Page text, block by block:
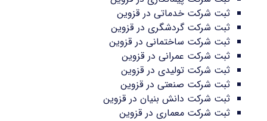
ثبت شرکت خدماتی در قزوین
ثبت شرکت گردشگری در قزوین
ثبت شرکت ساختمانی در قزوین
ثبت شرکت عمرانی در قزوین
ثبت شرکت تولیدی در قزوین
ثبت شرکت صنعتی در قزوین
ثبت شرکت دانش بنیان در قزوین
ثبت شرکت معماری در قزوین